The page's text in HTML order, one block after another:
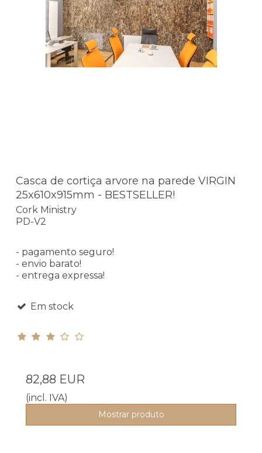
Casca de cortiça arvore na parede VIRGIN
25x610x915mm - BESTSELLER!
Cork Ministry
PD-V2
- pagamento seguro!
- envio barato!
- entrega expressa!
Em stock
82,88 EUR
(incl. IVA)
Mostrar produto